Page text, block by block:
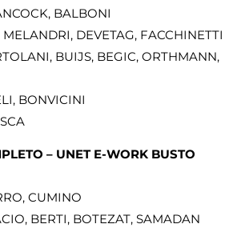
BALBONI
DEVETAG, FACCHINETTI
BUIJS, BEGIC, ORTHMANN,
BONVICINI
– UNET E-WORK BUSTO
CUMINO
BERTI, BOTEZAT, SAMADAN